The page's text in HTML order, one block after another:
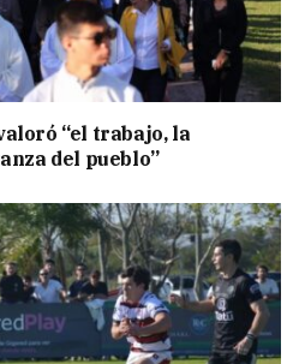
“el trabajo, la
del pueblo”